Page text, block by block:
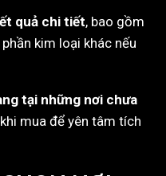
quả chi tiết, bao gồm
kim loại khác nếu
tại những nơi chưa
mua để yên tâm tích